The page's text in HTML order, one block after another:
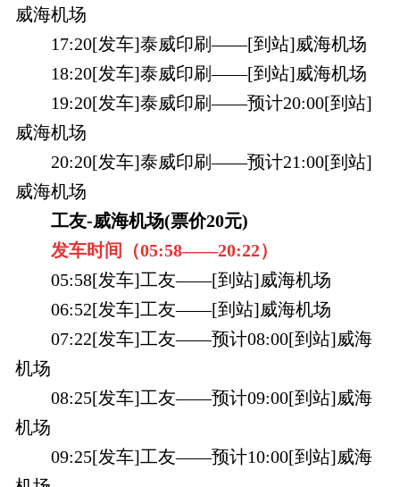
威海机场
17:20[发车]泰威印刷——[到站]威海机场
18:20[发车]泰威印刷——[到站]威海机场
19:20[发车]泰威印刷——预计20:00[到站]
威海机场
20:20[发车]泰威印刷——预计21:00[到站]
威海机场
工友-威海机场(票价20元)
发车时间（05:58——20:22）
05:58[发车]工友——[到站]威海机场
06:52[发车]工友——[到站]威海机场
07:22[发车]工友——预计08:00[到站]威海
机场
08:25[发车]工友——预计09:00[到站]威海
机场
09:25[发车]工友——预计10:00[到站]威海